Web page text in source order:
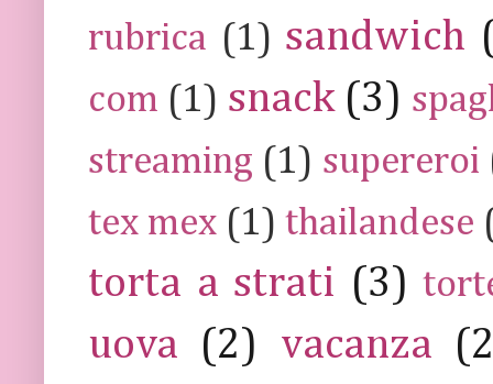
rubrica (1) sandwich
com (1) snack (3)
streaming (1) supereroi
tex mex (1) thailandese
torta a strati (3)
uova (2) vacanza